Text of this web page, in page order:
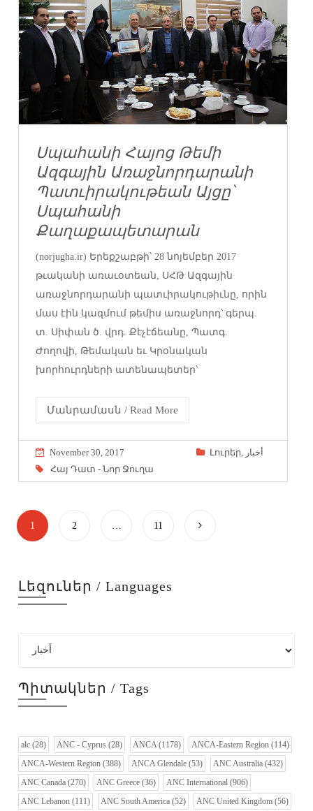
Սպահանի Հայոց Թեմի
Ազգային Առաջնորդարանի
Պատւիրակութեան Այցը՝
Սպահանի
Քաղաքապետարան
(norjugha.ir) Երեքշաբթի՝ 28 նոյեմբեր 2017
թւականի առաւօտեան, ՍՀԹ Ազգային
առաջնորդարանի պատւիրակութիւնը, որին
մաս էին կազմում թեմիս առաջնորդ՝ գերպ.
տ. Սիփան ծ. վրդ. Քէչէճեանը, Պատգ.
Ժողովի, Թեմական եւ Կրօնական
խորհուրդների ատենապետեր՝
Մանրամասն / Read More
November 30, 2017 Լուրեր,
أخبار
Հայ Դատ - Նոր Ջուղա
1 2 11
Լեզուներ / Languages
Պիտակներ / Tags
alc (28) ANC - Cyprus (28) ANCA (1178) ANCA-Eastern Region (114)
ANCA-Western Region (388) ANCA Glendale (53) ANC Australia (432)
ANC Canada (270) ANC Greece (36) ANC International (906)
ANC Lebanon (111) ANC South America (52) ANC United Kingdom (56)